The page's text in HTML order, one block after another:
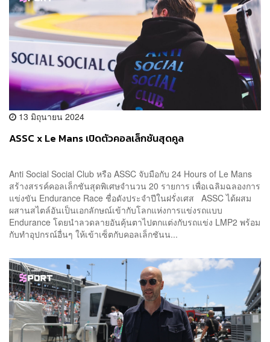
13 มิถุนายน 2024
ASSC x Le Mans เปิดตัวคอลเล็กชันสุดคูล
Anti Social Social Club หรือ ASSC จับมือกับ 24 Hours of Le Mans
สร้างสรรค์คอลเล็กชันสุดพิเศษจำนวน 20 รายการ เพื่อเฉลิมฉลองการ
แข่งขัน Endurance Race ชื่อดังประจำปีในฝรั่งเศส ASSC ได้ผสม
ผสานสไตล์อันเป็นเอกลักษณ์เข้ากับโลกแห่งการแข่งรถแบบ
Endurance โดยนำลวดลายอันคุ้นตาไปตกแต่งกับรถแข่ง LMP2 พร้อม
กับทำอุปกรณ์อื่นๆ ให้เข้าเซ็ตกับคอลเล็กชันน...